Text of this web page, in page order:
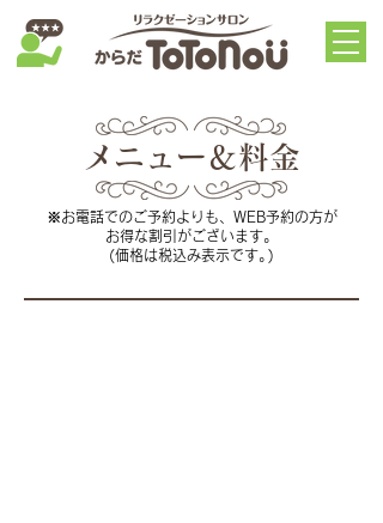
メニュー＆料金
※お電話でのご予約よりも、WEB予約の方が
お得な割引がございます。
(価格は税込み表示です。 )